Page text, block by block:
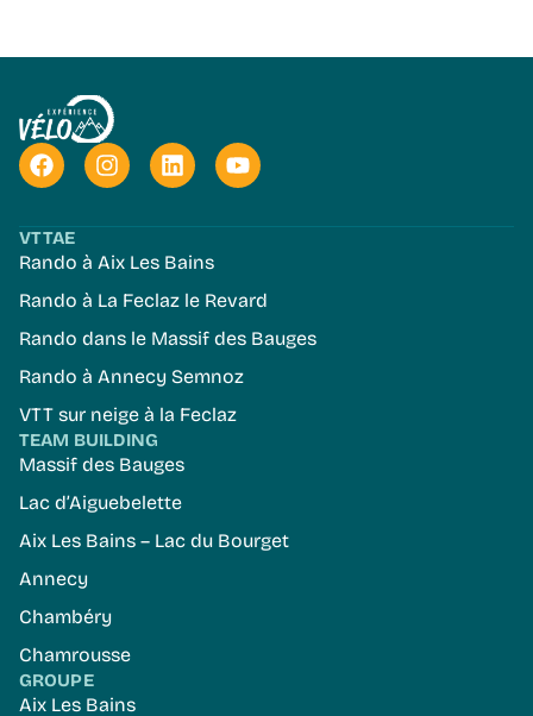
VTTAE
Rando à Aix Les Bains
Rando à La Feclaz le Revard
Rando dans le Massif des Bauges
Rando à Annecy Semnoz
VTT sur neige à la Feclaz
TEAM BUILDING
Massif des Bauges
Lac d’Aiguebelette
Aix Les Bains – Lac du Bourget
Annecy
Chambéry
Chamrousse
GROUPE
Aix Les Bains